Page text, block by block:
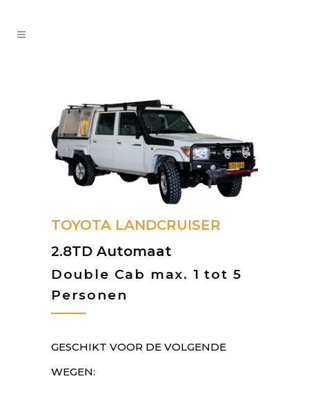
TOYOTA LANDCRUISER
2.8TD Automaat
Double Cab max. 1 tot 5
Personen
GESCHIKT VOOR DE VOLGENDE
WEGEN: